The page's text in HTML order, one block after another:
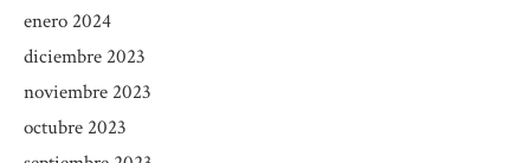
enero 2024
diciembre 2023
noviembre 2023
octubre 2023